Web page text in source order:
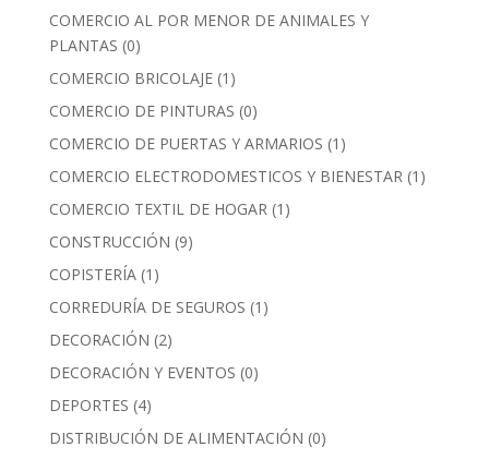
COMERCIO AL POR MENOR DE ANIMALES Y
PLANTAS (0)
COMERCIO BRICOLAJE(1)
COMERCIO DE PINTURAS (0)
COMERCIO DE PUERTAS Y ARMARIOS (1)
COMERCIO ELECTRODOMESTICOS Y BIENESTAR(1)
COMERCIO TEXTIL DE HOGAR(1)
CONSTRUCCIÓN (9)
COPISTERÍA(1)
CORREDURÍA DE SEGUROS (1)
DECORACIÓN (2)
DECORACIÓN Y EVENTOS (0)
DEPORTES (4)
DISTRIBUCIÓN DE ALIMENTACIÓN (0)